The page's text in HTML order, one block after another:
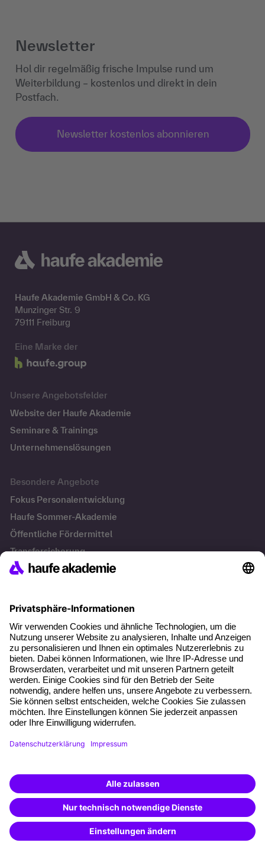
Newsletter
Hol dir regelmäßig frische Impulse rund um
Weiterbildung – kostenlos und direkt in dein
Postfach.
Newsletter kostenlos abonnieren
Haufe Akademie GmbH & Co. KG
Munzinger Str. 9
79111 Freiburg
Eine Marke der
Unsere Angebotsfelder
Website der Haufe Akademie
Seminare & Trainings
Unternehmenslösungen
Besondere Angebote
Fokus Personalentwicklung
Haufe Sommer-Akademie
Öffentliche Fördermittel
Transfersicherung
Führung im KI-Zeitalter: Wie Human-AI-Leadership Teams
stark macht
Operatives Personalmanagement: Aufgaben, Prozesse
und Grundlagen im Überblick
KI Texte menschlicher machen und unverwechselbar
bleiben
KI-Projekte zum Erfolg bringen
Datenschutz
Cookie-Einstellungen
InstagramYouTube
TikTok